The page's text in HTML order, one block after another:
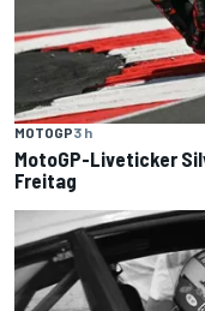
MOTOGP3 h
MotoGP-Liveticker
Freitag